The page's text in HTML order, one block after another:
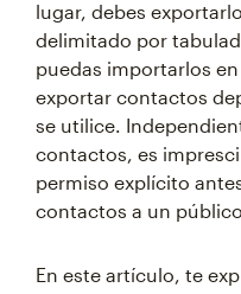
lugar, debes
delimitado por
puedas importarlos
exportar contactos
se utilice.
contactos, es
permiso explícito
contactos a un
En este artículo, te